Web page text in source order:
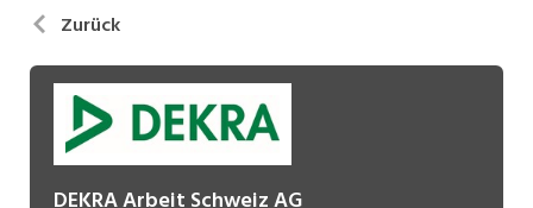
Zurück
DEKRA Arbeit Schweiz AG